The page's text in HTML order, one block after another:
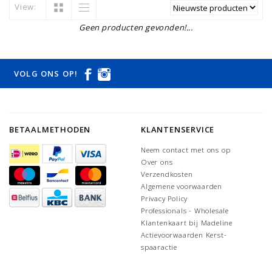
View:
Geen producten gevonden!...
VOLG ONS OP!
BETAALMETHODEN KLANTENSERVICE
Neem contact met ons op
Over ons
Verzendkosten
Algemene voorwaarden
Privacy Policy
Professionals - Wholesale
Klantenkaart bij Madeline
Actievoorwaarden Kerst-
spaaractie